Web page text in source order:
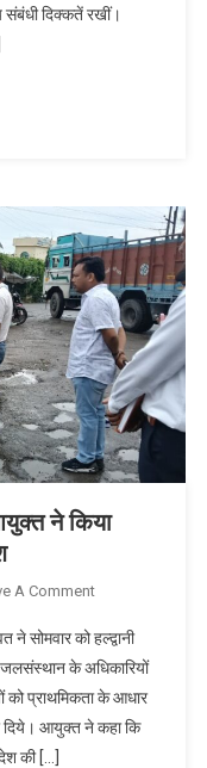
ब्लॉक
संबंधी दिक्कतें रखीं।
ने किया
A CommentOn
शहर
की
टूटी
सड़कों
सोमवार को हल्द्वानी
जलसंस्थान के अधिकारियों
को प्राथमिकता के आधार
दिये। आयुक्त ने कहा कि
की […]